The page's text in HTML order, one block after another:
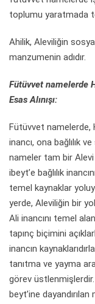
toplumu yaratmada
Ahilik, Aleviliğin
manzumenin adıdır.
Fütüvvet namelerde
Esas Alınışı:
Fütüvvet namelerde,
inancı, ona bağlılık
nameler tam bir
ibeyt’e bağlılık
temel kaynaklar
yerde, Aleviliğin bir
Ali inancını temel
tapınç biçimini
inancın
tanıtma ve yayma
görev
beyt’ine